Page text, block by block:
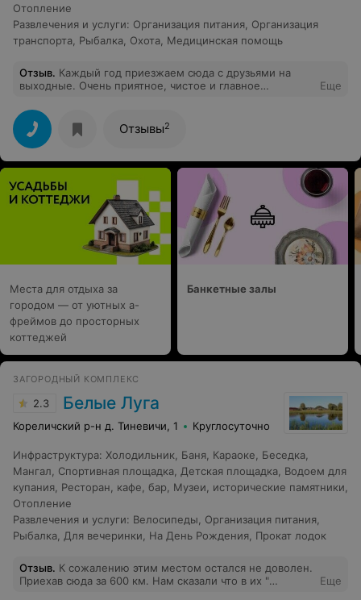
Отопление
Развлечения и услуги: Организация питания, Организация
транспорта, Рыбалка, Охота, Медицинская помощь
Отзыв. Каждый год приезжаем сюда с друзьями на
выходные. Очень приятное, чистое и главное
городской суеты. Еда вся домашняя, не жирная и
обалденно вкусная. Отдельно стоящая баня это
несомненно плюс. На участке есть возможность
поиграть в футбол, волейбол и городки. Этим летом
установили огромные качели-лодочку. В общем
Еще
Отзывы2
Места для отдыха за
городом — от уютных а-
фреймов до просторных
коттеджей
Банкетные залы
ЗАГОРОДНЫЙ КОМПЛЕКС
2.3 Белые Луга
Кореличский р-н д. Тиневичи, 1 Круглосуточно
Инфраструктура: Холодильник, Баня, Караоке, Беседка,
Мангал, Спортивная площадка, Детская площадка, Водоем для
купания, Ресторан, кафе, бар, Музеи, исторические памятники,
Отопление
Развлечения и услуги: Велосипеды, Организация питания,
Рыбалка, Для вечеринки, На День Рождения, Прокат лодок
Отзыв. К сожалению этим местом остался не доволен.
Приехав сюда за 600 км. Нам сказали что в их "
Еще